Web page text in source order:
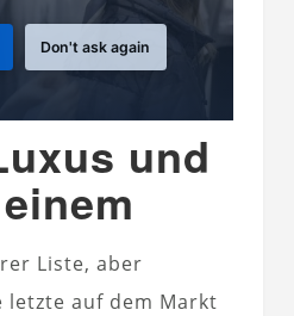
Don't ask again
und
Liste, aber
auf dem Markt